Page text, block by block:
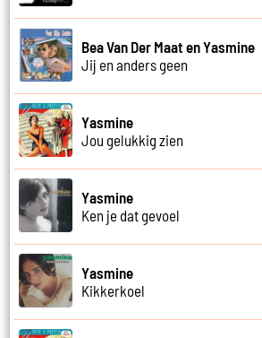
Bea Van Der Maat en Yasmine
Jij en anders geen
Yasmine
Jou gelukkig zien
Yasmine
Ken je dat gevoel
Yasmine
Kikkerkoel